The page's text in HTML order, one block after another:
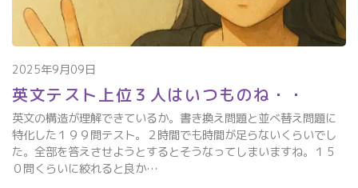
2025年9月09日
英文テスト上位３人はいつものね・・
英文の構造が理解できているか。書き換え問題と並べ替え問題に
特化した１９９問テスト。２時間でも時間が足らないくらいでし
た。全部を答えさせようとするとそうなってしまいますね。１５
０問くらいに絞れると良か…